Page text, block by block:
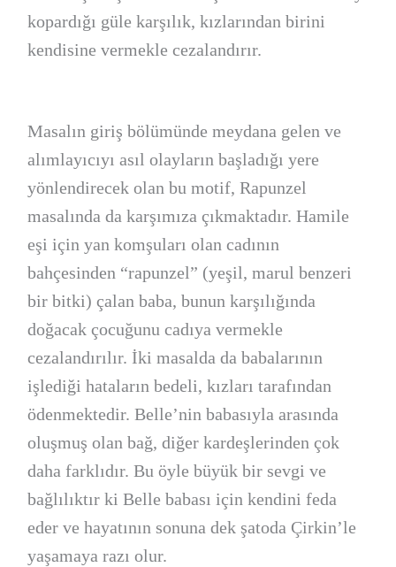
kopardığı güle karşılık, kızlarından birini
kendisine vermekle cezalandırır.
Masalın giriş bölümünde meydana gelen ve
alımlayıcıyı asıl olayların başladığı yere
yönlendirecek olan bu motif, Rapunzel
masalında da karşımıza çıkmaktadır. Hamile
eşi için yan komşuları olan cadının
bahçesinden “rapunzel” (yeşil, marul benzeri
bir bitki) çalan baba, bunun karşılığında
doğacak çocuğunu cadıya vermekle
cezalandırılır. İki masalda da babalarının
işlediği hataların bedeli, kızları tarafından
ödenmektedir. Belle’nin babasıyla arasında
oluşmuş olan bağ, diğer kardeşlerinden çok
daha farklıdır. Bu öyle büyük bir sevgi ve
bağlılıktır ki Belle babası için kendini feda
eder ve hayatının sonuna dek şatoda Çirkin’le
yaşamaya razı olur.